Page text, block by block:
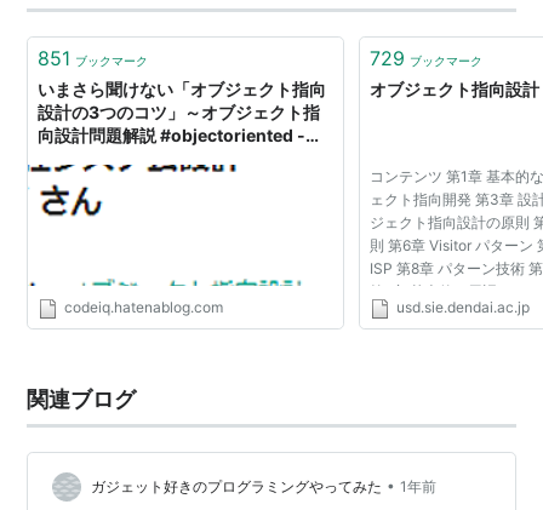
う」といったお悩みをお持ちの方に、少しでも参考にな
れば嬉しいです。 この…
851 ブックマーク
いまさら聞けない「オブジェクト指向
設計の3つのコツ」～オブジェクト指
向設計問題解説 #objectoriented -
codeiq.hatenablog.com
729 ブックマーク
オブジェクト指向設
コンテンツ 第1章 基本的
ェクト指向開発 第3章 設
ジェクト指向設計の原則
則 第6章 Visitor パターン
ISP 第8章 パターン技術
第1章 基本的な用語 クラ
違い 第2章 オブジェクト
usd.sie.dendai.ac.jp
関連ブログ
ガジェット好きのプログラミングやってみた • 1年前